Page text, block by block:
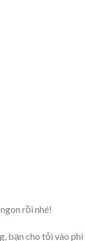
rồi nhé!
bạn cho tỏi vào phi